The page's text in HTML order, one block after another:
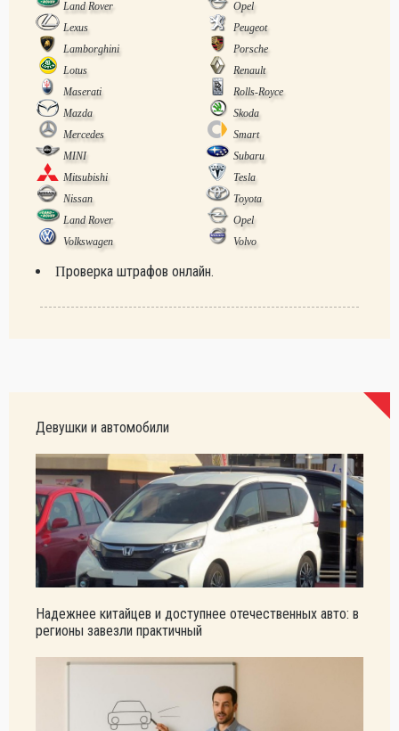
Land Rover
Opel
Lexus
Peugeot
Lamborghini
Porsche
Lotus
Renault
Maserati
Rolls-Royce
Mazda
Skoda
Mercedes
Smart
MINI
Subaru
Mitsubishi
Tesla
Nissan
Toyota
Land Rover
Opel
Volkswagen
Volvo
Проверка штрафов онлайн.
Девушки и автомобили
Надежнее китайцев и доступнее отечественных авто: в
регионы завезли практичный